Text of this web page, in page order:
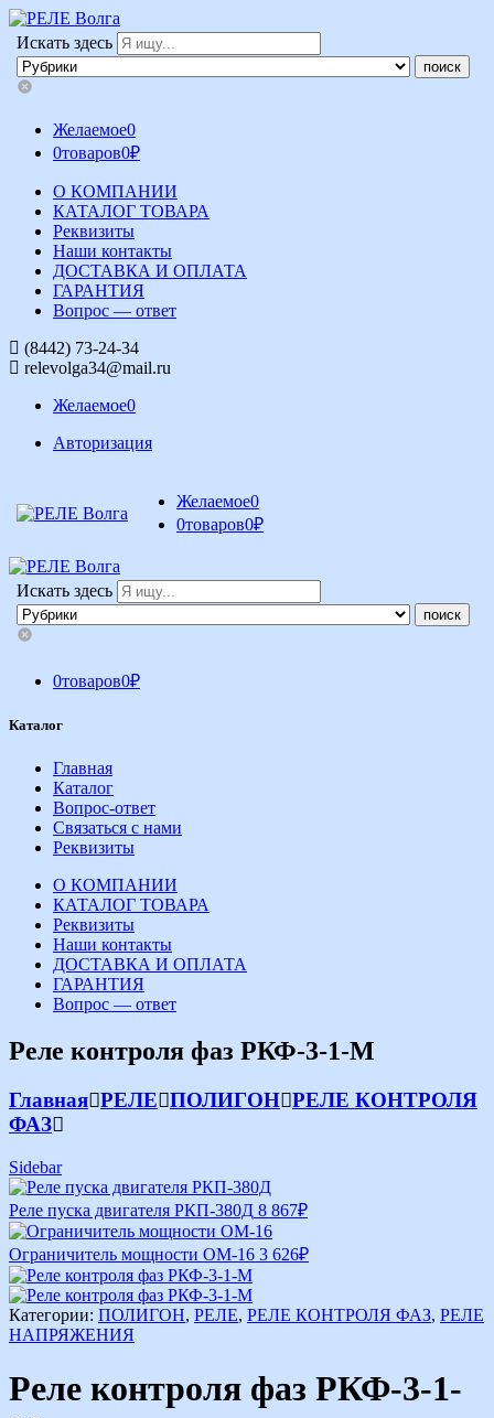
Искать здесь
Желаемое0
0товаров0₽
О КОМПАНИИ
КАТАЛОГ ТОВАРА
Реквизиты
Наши контакты
ДОСТАВКА И ОПЛАТА
ГАРАНТИЯ
Вопрос — ответ
(8442) 73-24-34
relevolga34@mail.ru
Желаемое0
Авторизация
Желаемое0
0товаров0₽
Искать здесь
0товаров0₽
Каталог
Главная
Каталог
Вопрос-ответ
Связаться с нами
Реквизиты
О КОМПАНИИ
КАТАЛОГ ТОВАРА
Реквизиты
Наши контакты
ДОСТАВКА И ОПЛАТА
ГАРАНТИЯ
Вопрос — ответ
Реле контроля фаз РКФ-3-1-М
Главная РЕЛЕ ПОЛИГОН РЕЛЕ КОНТРОЛЯ
ФАЗ
Sidebar
Реле пуска двигателя РКП-380Д 8 867₽
Ограничитель мощности ОМ-16 3 626₽
Категории: ПОЛИГОН, РЕЛЕ, РЕЛЕ КОНТРОЛЯ ФАЗ, РЕЛЕ
НАПРЯЖЕНИЯ
Реле контроля фаз РКФ-3-1-